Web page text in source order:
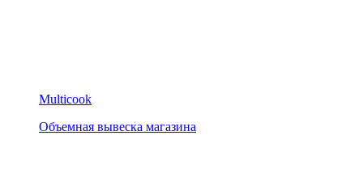
Multicook
Объемная вывеска магазина